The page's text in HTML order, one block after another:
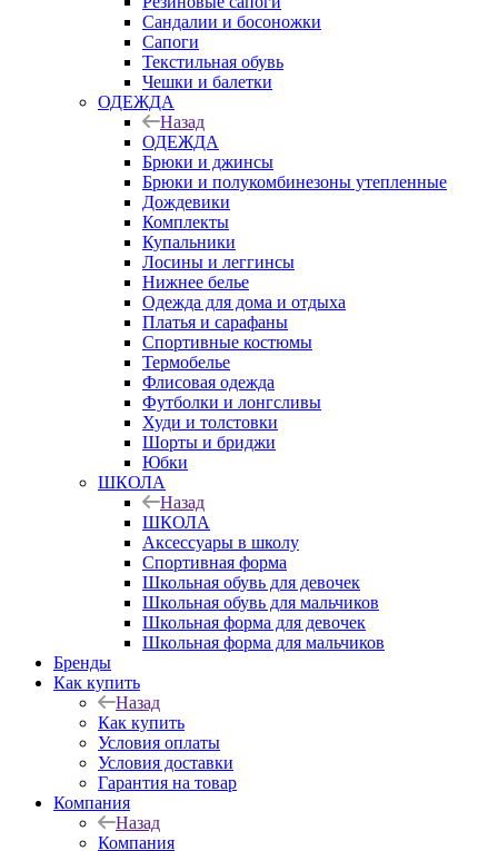
Сандалии и босоножки
Сапоги
Текстильная обувь
Чешки и балетки
ОДЕЖДА
Назад
ОДЕЖДА
Брюки и джинсы
Брюки и полукомбинезоны утепленные
Дождевики
Комплекты
Купальники
Лосины и леггинсы
Нижнее белье
Одежда для дома и отдыха
Платья и сарафаны
Спортивные костюмы
Термобелье
Флисовая одежда
Футболки и лонгсливы
Худи и толстовки
Шорты и бриджи
Юбки
ШКОЛА
Назад
ШКОЛА
Аксессуары в школу
Спортивная форма
Школьная обувь для девочек
Школьная обувь для мальчиков
Школьная форма для девочек
Школьная форма для мальчиков
Бренды
Как купить
Назад
Как купить
Условия оплаты
Условия доставки
Гарантия на товар
Компания
Назад
Компания